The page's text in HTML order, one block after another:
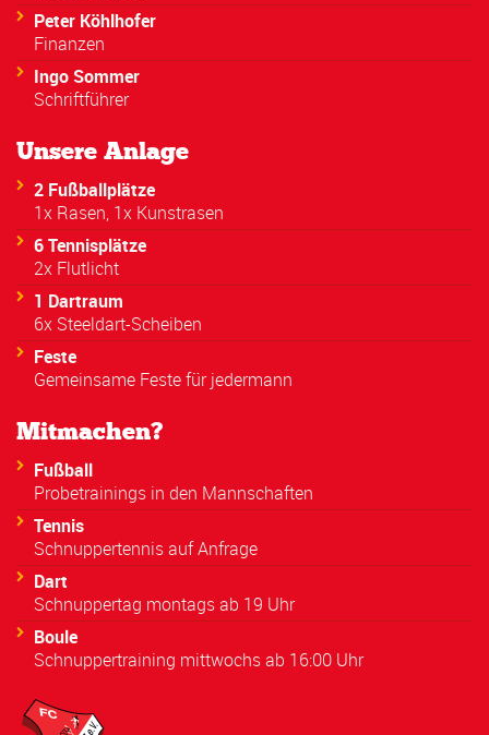
Peter Köhlhofer
Finanzen
Ingo Sommer
Schriftführer
Unsere Anlage
2 Fußballplätze
1x Rasen, 1x Kunstrasen
6 Tennisplätze
2x Flutlicht
1 Dartraum
6x Steeldart-Scheiben
Feste
Gemeinsame Feste für jedermann
Mitmachen?
Fußball
Probetrainings in den Mannschaften
Tennis
Schnuppertennis auf Anfrage
Dart
Schnuppertag montags ab 19 Uhr
Boule
Schnuppertraining mittwochs ab 16:00 Uhr